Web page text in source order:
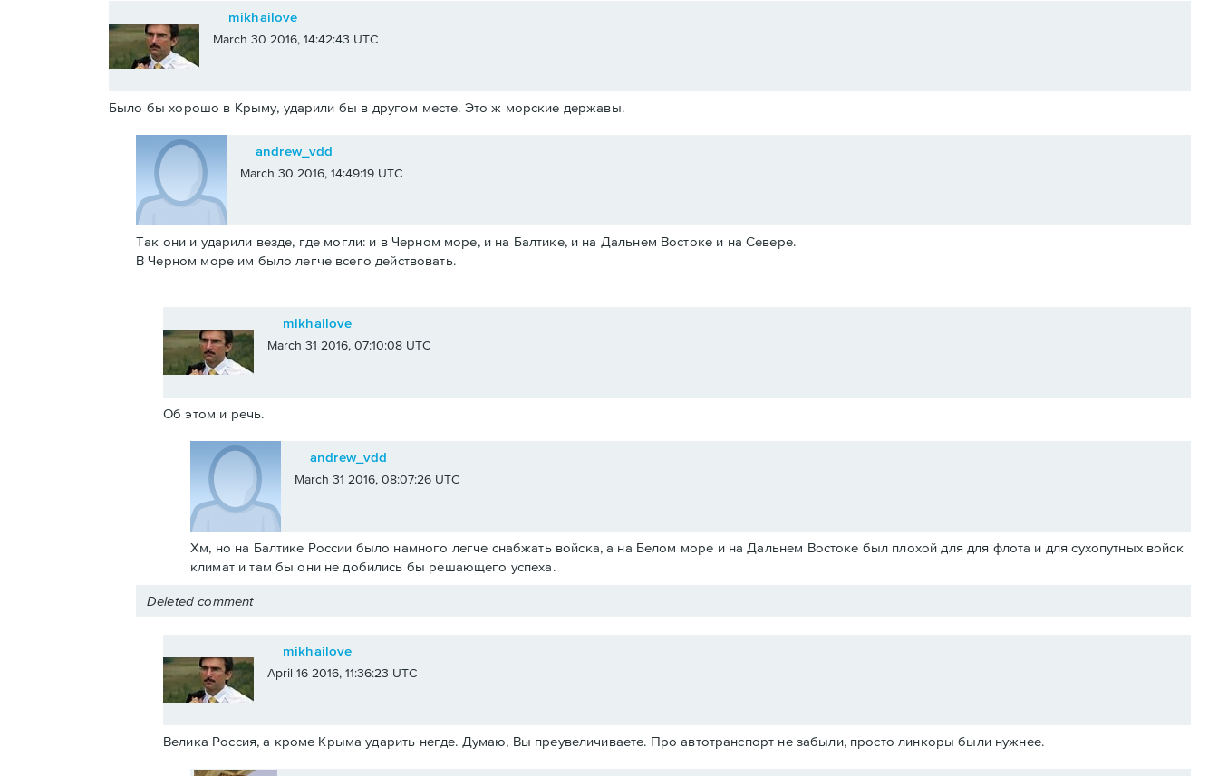
mikhailove
March 30 2016, 14:42:43 UTC
Было бы хорошо в Крыму, ударили бы в другом месте. Это ж морские державы.
andrew_vdd
March 30 2016, 14:49:19 UTC
Так они и ударили везде, где могли: и в Черном море, и на Балтике, и на Дальнем Востоке и на Севере.
В Черном море им было легче всего действовать.
mikhailove
March 31 2016, 07:10:08 UTC
Об этом и речь.
andrew_vdd
March 31 2016, 08:07:26 UTC
Хм, но на Балтике России было намного легче снабжать войска, а на Белом море и на Дальнем Востоке был плохой для для флота и для сухопутных войск
климат и там бы они не добились бы решающего успеха.
Deleted comment
mikhailove
April 16 2016, 11:36:23 UTC
Велика Россия, а кроме Крыма ударить негде. Думаю, Вы преувеличиваете. Про автотранспорт не забыли, просто линкоры были нужнее.